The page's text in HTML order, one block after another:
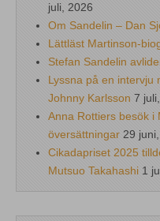
juli, 2026
Om Sandelin – Dan
Lättläst Martinson-
Stefan Sandelin
Lyssna på en intervju
Johnny Karlsson 7
Anna Rottiers besök i
översättningar 29
Cikadapriset 2025
Mutsuo Takahashi 1